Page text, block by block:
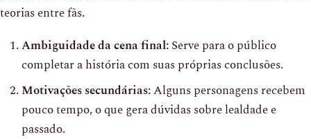
teorias entre fãs.
Ambiguidade da cena final:Serve para o público
completar a história com suas próprias conclusões.
Motivações secundárias:Alguns personagens recebem
pouco tempo, o que gera dúvidas sobre lealdade e
passado.